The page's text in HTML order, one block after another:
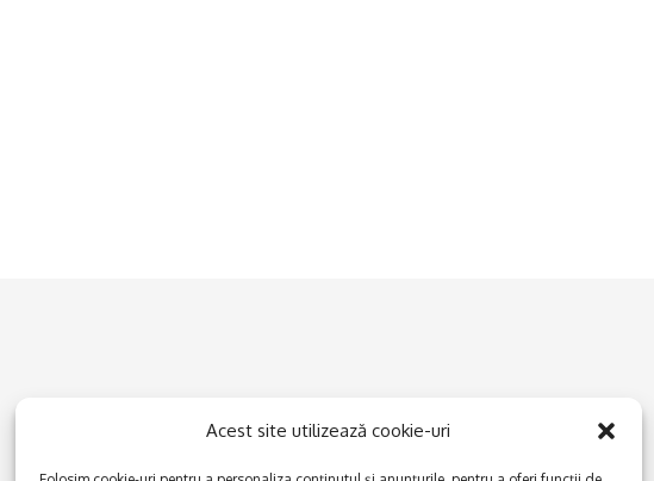
Acest site utilizează cookie-uri